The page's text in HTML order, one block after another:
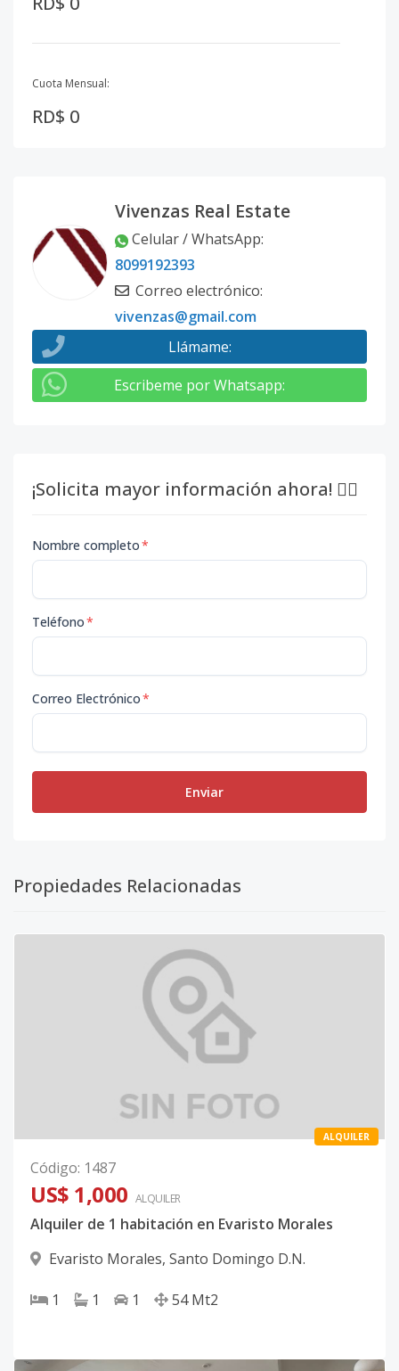
Cuota Mensual:
RD$ 0
Vivenzas Real Estate
Celular / WhatsApp:
8099192393
Correo electrónico:
vivenzas@gmail.com
Llámame:
Escribeme por Whatsapp:
¡Solicita mayor información ahora! 👇🏽
Nombre completo*
Teléfono*
Correo Electrónico*
Enviar
Propiedades Relacionadas
ALQUILER
Código: 1487
US$ 1,000 ALQUILER
Alquiler de 1 habitación en Evaristo Morales
Evaristo Morales, Santo Domingo D.N.
1 1 1 54 Mt2